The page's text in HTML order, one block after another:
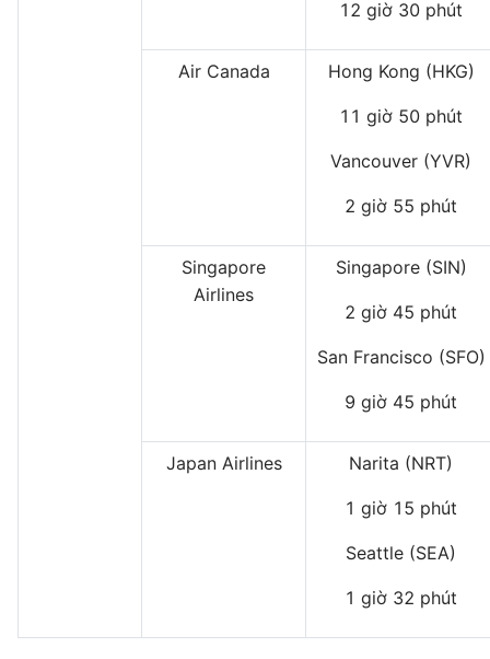
12 giờ 30 phút
Air Canada Hong Kong (HKG)
11 giờ 50 phút
Vancouver (YVR)
2 giờ 55 phút
Singapore
Airlines
Singapore (SIN)
2 giờ 45 phút
San Francisco (SFO)
9 giờ 45 phút
Japan Airlines Narita (NRT)
1 giờ 15 phút
Seattle (SEA)
1 giờ 32 phút